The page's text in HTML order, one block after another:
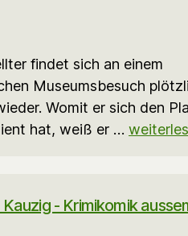
findet sich an einem
Museumsbesuch
Womit er sich den
hat, weiß er …
- Krimikomik